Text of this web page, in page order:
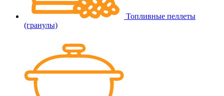
Топливные пеллеты
(гранулы)